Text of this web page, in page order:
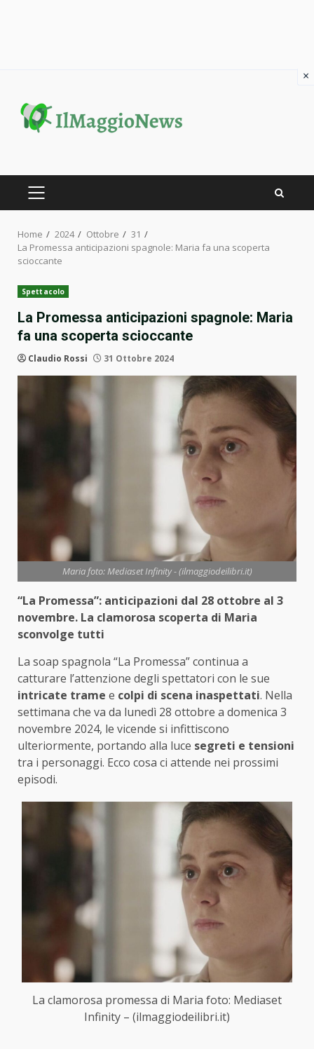
content
PRIMARY
Home 2024 Ottobre
31
La Promessa anticipazioni spagnole: Maria fa una scoperta
scioccante
Spettacolo
La Promessa anticipazioni spagnole: Maria
fa una scoperta scioccante
Claudio Rossi 31 Ottobre 2024
Maria foto: Mediaset Infinity - (ilmaggiodeilibri.it)
“La Promessa”: anticipazioni dal 28 ottobre al 3
novembre. La clamorosa scoperta di Maria
sconvolge tutti
La soap spagnola “La Promessa” continua a
catturare l’attenzione degli spettatori con le sue
intricate trame e colpi di scena inaspettati. Nella
settimana che va da lunedì 28 ottobre a domenica 3
novembre 2024, le vicende si infittiscono
ulteriormente, portando alla luce segreti e tensioni
tra i personaggi. Ecco cosa ci attende nei prossimi
episodi.
La clamorosa promessa di Maria foto: Mediaset
Infinity – (ilmaggiodeilibri.it)
×